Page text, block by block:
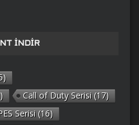
İNDIR
Call of Duty Serisi (17)
Serisi (16)